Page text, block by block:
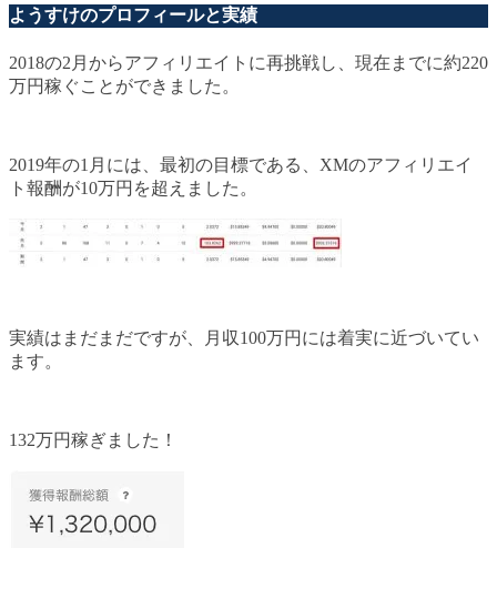
ようすけのプロフィールと実績
2018の2月からアフィリエイトに再挑戦し、現在までに約220
万円稼ぐことができました。
2019年の1月には、最初の目標である、XMのアフィリエイ
ト報酬が10万円を超えました。
実績はまだまだですが、月収100万円には着実に近づいてい
ます。
132万円稼ぎました！